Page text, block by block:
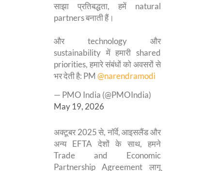
साझा प्रतिबद्धता, हमें natural
partners बनाती हैं।
और technology और
sustainability में हमारी shared
priorities, हमारे संबंधों को अवसरों से
भर देती है: PM@narendramodi
— PMO India (@PMOIndia)
May 19, 2026
अक्टूबर 2025 से, नॉर्वे, आइसलैंड और
अन्य EFTA देशों के साथ, हमने
Trade and Economic
Partnership Agreement लागू